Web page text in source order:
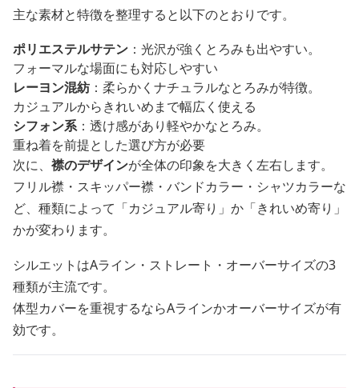
主な素材と特徴を整理すると以下のとおりです。
ポリエステルサテン ：光沢が強くとろみも出やすい。
フォーマルな場面にも対応しやすい
レーヨン混紡 ：柔らかくナチュラルなとろみが特徴。
カジュアルからきれいめまで幅広く使える
シフォン系：透け感があり軽やかなとろみ。
重ね着を前提とした選び方が必要
次に、 襟のデザインが全体の印象を大きく左右します。
フリル襟・スキッパー襟・バンドカラー・シャツカラーな
ど、種類によって「カジュアル寄り」か「きれいめ寄り」
かが変わります。
シルエットはAライン・ストレート・オーバーサイズの3
種類が主流です。
体型カバーを重視するならAラインかオーバーサイズが有
効です。